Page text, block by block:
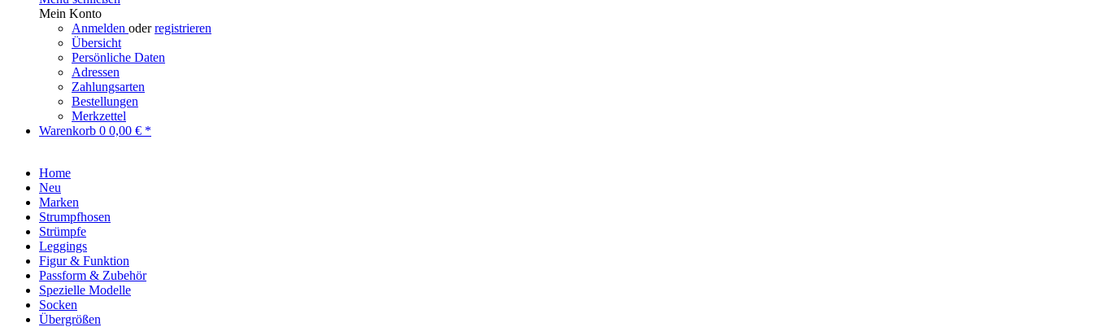
Mein Konto
Anmelden oderregistrieren
Übersicht
Persönliche Daten
Adressen
Zahlungsarten
Bestellungen
Merkzettel
Warenkorb 0 0,00 € *
Home
Neu
Marken
Strumpfhosen
Strümpfe
Leggings
Figur & Funktion
Passform & Zubehör
Spezielle Modelle
Socken
Übergrößen